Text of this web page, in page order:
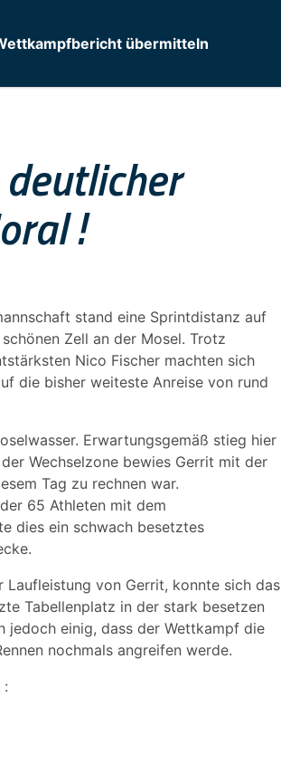
übermitteln
!
stand eine Sprintdistanz auf
Zell an der Mosel. Trotz
Nico Fischer machten sich
die bisher weiteste Anreise von rund
Erwartungsgemäß stieg hier
Wechselzone bewies Gerrit mit der
Tag zu rechnen war.
65 Athleten mit dem
dies ein schwach besetztes
von Gerrit, konnte sich das
Tabellenplatz in der stark besetzen
jedoch einig, dass der Wettkampf die
nochmals angreifen werde.
: